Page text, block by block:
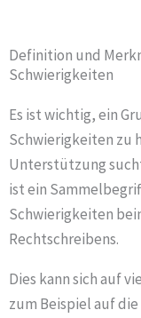
Definition und
Schwierigkeiten
Es ist wichtig, ein
Schwierigkeiten zu
Unterstützung
ist ein
Schwierigkeiten
Rechtschreibens.
Dies kann sich auf
zum Beispiel auf